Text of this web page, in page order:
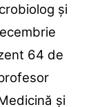
și
64 de
și